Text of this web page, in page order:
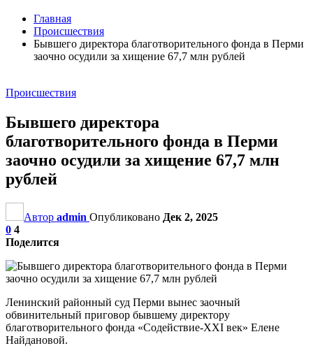
Главная
Происшествия
Бывшего директора благотворительного фонда в Перми
заочно осудили за хищение 67,7 млн рублей
Происшествия
Бывшего директора
благотворительного фонда в Перми
заочно осудили за хищение 67,7 млн
рублей
Автор admin Опубликовано Дек 2, 2025
0 4
Поделится
Ленинский районный суд Перми вынес заочный
обвинительный приговор бывшему директору
благотворительного фонда «Содействие-XXI век» Елене
Найдановой.